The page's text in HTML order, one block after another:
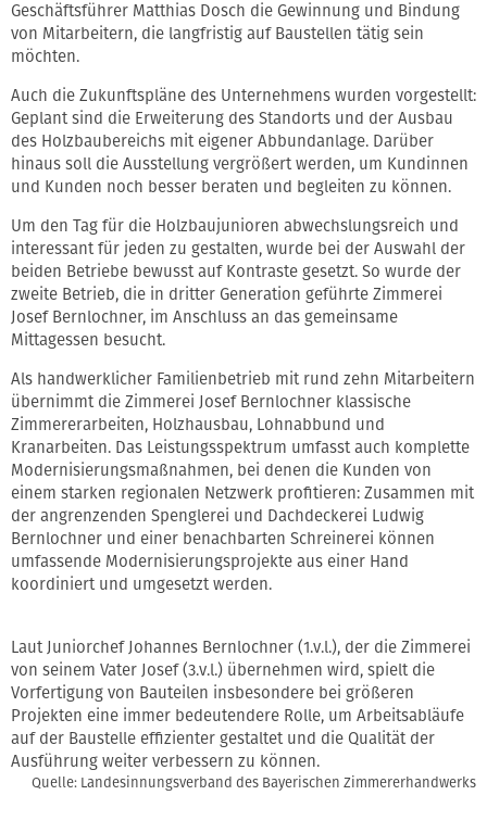
Geschäftsführer Matthias Dosch die Gewinnung und Bindung
von Mitarbeitern, die langfristig auf Baustellen tätig sein
möchten.
Auch die Zukunftspläne des Unternehmens wurden vorgestellt:
Geplant sind die Erweiterung des Standorts und der Ausbau
des Holzbaubereichs mit eigener Abbundanlage. Darüber
hinaus soll die Ausstellung vergrößert werden, um Kundinnen
und Kunden noch besser beraten und begleiten zu können.
Um den Tag für die Holzbaujunioren abwechslungsreich und
interessant für jeden zu gestalten, wurde bei der Auswahl der
beiden Betriebe bewusst auf Kontraste gesetzt. So wurde der
zweite Betrieb, die in dritter Generation geführte Zimmerei
Josef Bernlochner, im Anschluss an das gemeinsame
Mittagessen besucht.
Als handwerklicher Familienbetrieb mit rund zehn Mitarbeitern
übernimmt die Zimmerei Josef Bernlochner klassische
Zimmererarbeiten, Holzhausbau, Lohnabbund und
Kranarbeiten. Das Leistungsspektrum umfasst auch komplette
Modernisierungsmaßnahmen, bei denen die Kunden von
einem starken regionalen Netzwerk profitieren: Zusammen mit
der angrenzenden Spenglerei und Dachdeckerei Ludwig
Bernlochner und einer benachbarten Schreinerei können
umfassende Modernisierungsprojekte aus einer Hand
koordiniert und umgesetzt werden.
Laut Juniorchef Johannes Bernlochner (1.v.l.), der die Zimmerei
von seinem Vater Josef (3.v.l.) übernehmen wird, spielt die
Vorfertigung von Bauteilen insbesondere bei größeren
Projekten eine immer bedeutendere Rolle, um Arbeitsabläufe
auf der Baustelle effizienter gestaltet und die Qualität der
Ausführung weiter verbessern zu können.
Quelle: Landesinnungsverband des Bayerischen Zimmererhandwerks